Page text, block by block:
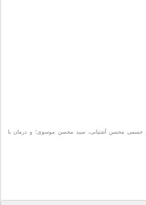
و جسمی محسن آشتیانی، سید محسن موسوی؛ و درمان با